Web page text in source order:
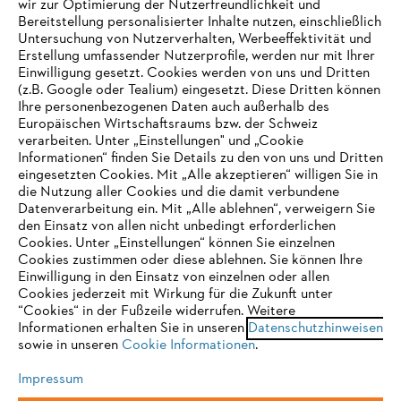
Häufig gestellte Fragen
Support
Datenschutz Impressum Cookies
Rechtliche Informationen
STIHL VERTRIEBS AG, 8617 Mönchaltorf
IHR BROWSER WIRD NICHT
UNTERSTÜTZT
Sie nutzen einen Browser, den wir noch nicht unterstützen. Für
eine optimale Nutzung unserer Seite empfehlen wir Ihnen, zu
einem der folgenden Browser zu wechseln:
wir zur Optimierung der Nutzerfreundlichkeit und
Bereitstellung personalisierter Inhalte nutzen, einschließlich
Untersuchung von Nutzerverhalten, Werbeeffektivität und
Erstellung umfassender Nutzerprofile, werden nur mit Ihrer
Einwilligung gesetzt. Cookies werden von uns und Dritten
(z.B. Google oder Tealium) eingesetzt. Diese Dritten können
Ihre personenbezogenen Daten auch außerhalb des
Europäischen Wirtschaftsraums bzw. der Schweiz
verarbeiten. Unter „Einstellungen" und „Cookie
Informationen“ finden Sie Details zu den von uns und Dritten
eingesetzten Cookies. Mit „Alle akzeptieren“ willigen Sie in
die Nutzung aller Cookies und die damit verbundene
Datenverarbeitung ein. Mit „Alle ablehnen“, verweigern Sie
den Einsatz von allen nicht unbedingt erforderlichen
Cookies. Unter „Einstellungen“ können Sie einzelnen
Cookies zustimmen oder diese ablehnen. Sie können Ihre
Einwilligung in den Einsatz von einzelnen oder allen
Cookies jederzeit mit Wirkung für die Zukunft unter
“Cookies“ in der Fußzeile widerrufen. Weitere
Informationen erhalten Sie in unseren Datenschutzhinweisen
sowie in unseren Cookie Informationen.
Impressum